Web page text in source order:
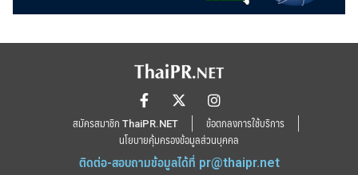
สมัครสมาชิก ThaiPR.NET
ข้อตกลงการใช้บริการ
นโยบายคุ้มครองข้อมูลส่วนบุคคล
ติดต่อ-สอบถามข้อมูลได้ที่ pr@thaipr.net